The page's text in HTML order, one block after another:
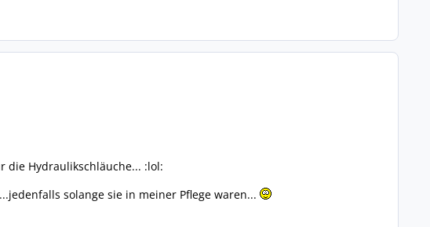
die Hydraulikschläuche... :lol:
solange sie in meiner Pflege waren...